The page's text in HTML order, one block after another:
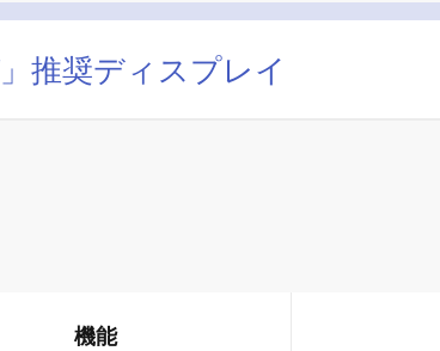
推奨ディスプレイ
機能